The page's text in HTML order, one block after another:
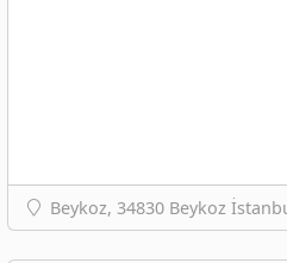
Beykoz, 34830 Beykoz